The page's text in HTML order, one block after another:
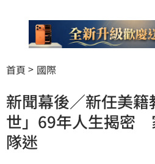
首頁 國際
新聞幕後／新任美籍
世」69年人生揭密
隊迷